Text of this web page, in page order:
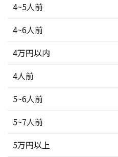
4~5人前
4~6人前
4万円以内
4人前
5~6人前
5~7人前
5万円以上